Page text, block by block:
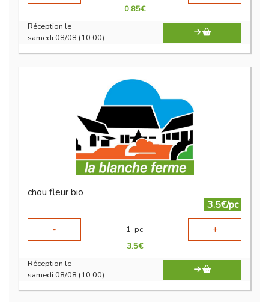
0.85€
Réception le
samedi 08/08 (10:00)
chou fleur bio
3.5€/pc
-
1 pc +
3.5€
Réception le
samedi 08/08 (10:00)